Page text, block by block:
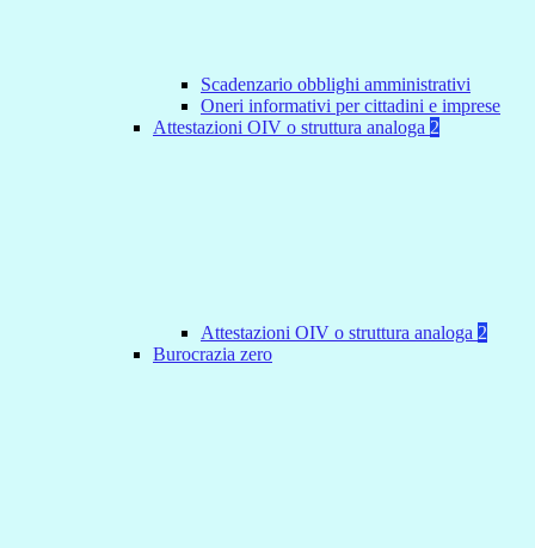
Scadenzario obblighi amministrativi
Oneri informativi per cittadini e imprese
Attestazioni OIV o struttura analoga 2
Attestazioni OIV o struttura analoga 2
Burocrazia zero